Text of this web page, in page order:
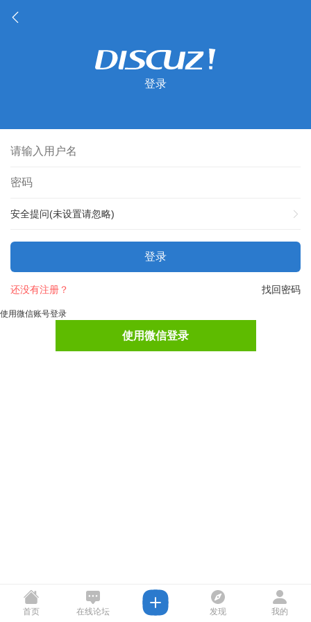
登录
安全提问(未设置请忽略)
登录
找回密码
还没有注册？
使用微信账号登录
使用微信登录
首页 在线论坛 发现 我的